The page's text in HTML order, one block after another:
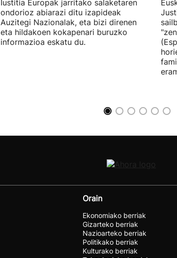
Iustitia Europak jarritako salaketaren
ondorioz abiarazi ditu izapideak
Auzitegi Nazionalak, eta bizi direnen
eta hildakoen kokapenari buruzko
informazioa eskatu du.
Orain
Ekonomiako berriak
Gizarteko berriak
Nazioarteko berriak
Politikako berriak
Kulturako berriak